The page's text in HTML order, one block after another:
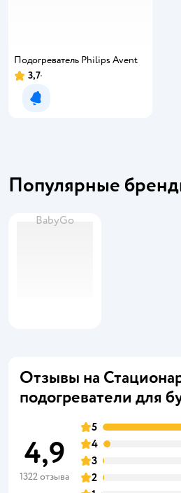
Подогреватель Philips Avent
3,7
Уведомить о появлении
Популярные
BabyGo
Отзывы на
подогреватели для
4,9
1322 отзыва
5
4
3
2